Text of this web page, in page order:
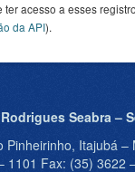
ter acesso a esses
da API).
Seabra –
Pinheirinho, Itajubá –
1101 Fax: (35) 3622